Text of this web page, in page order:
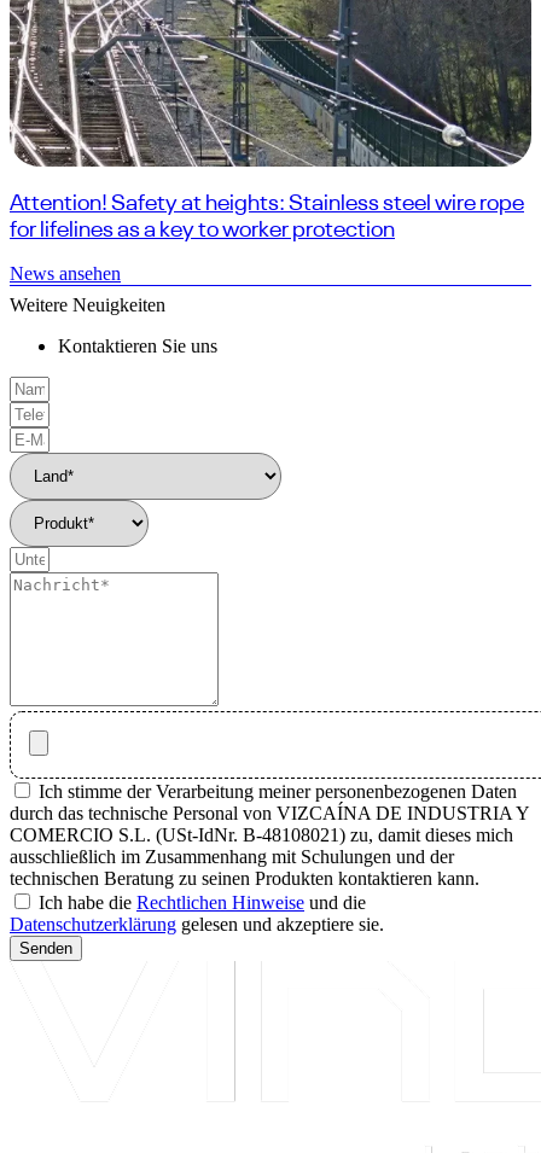
Attention! Safety at heights: Stainless steel wire rope
for lifelines as a key to worker protection
News ansehen
Weitere Neuigkeiten
Kontaktieren Sie uns
Ich stimme der Verarbeitung meiner personenbezogenen Daten
durch das technische Personal von VIZCAÍNA DE INDUSTRIA Y
COMERCIO S.L. (USt-IdNr. B-48108021) zu, damit dieses mich
ausschließlich im Zusammenhang mit Schulungen und der
technischen Beratung zu seinen Produkten kontaktieren kann.
Ich habe die Rechtlichen Hinweise und die
Datenschutzerklärung gelesen und akzeptiere sie.
Senden